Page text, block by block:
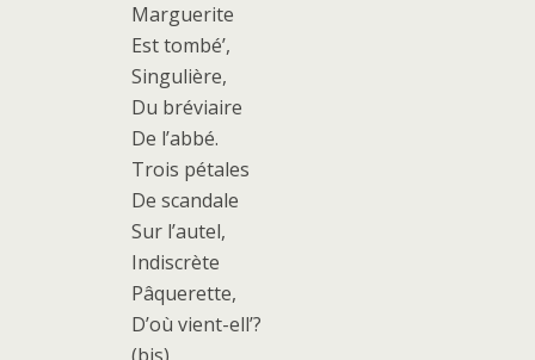
Marguerite
Est tombé’,
Singulière,
Du bréviaire
De l’abbé.
Trois pétales
De scandale
Sur l’autel,
Indiscrète
Pâquerette,
D’où vient-ell’?